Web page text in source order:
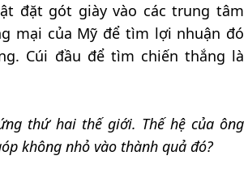
đặt gót giày vào các trung tâm
mại của Mỹ để tìm lợi nhuận đó
Cúi đầu để tìm chiến thắng là
thứ hai thế giới. Thế hệ của ông
không nhỏ vào thành quả đó?